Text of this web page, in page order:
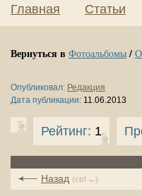
Главная Статьи
Вернуться в Фотоальбомы/
Опубликовал: Редакция
Дата публикации: 11.06.2013
Рейтинг: 1
Назад (ctrl ←)